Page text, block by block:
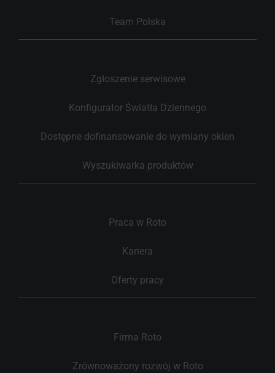
Team Polska
Zgłoszenie serwisowe
Konfigurator Światła Dziennego
Dostępne dofinansowanie do wymiany okien
Wyszukiwarka produktów
Praca w Roto
Kariera
Oferty pracy
Firma Roto
Zrównoważony rozwój w Roto